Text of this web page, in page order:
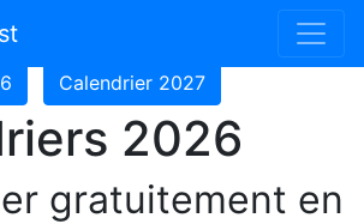
Calendrier 2027
2026
gratuitement en